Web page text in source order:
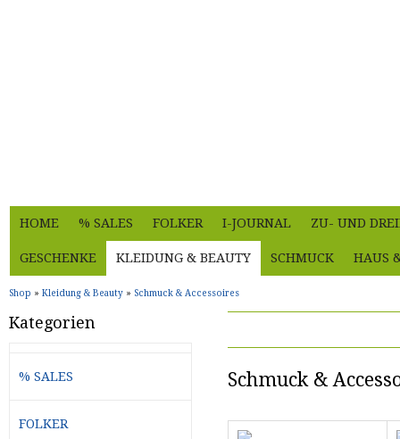
HOME % SALES FOLKER I-JOURNAL ZU- UND
GESCHENKE KLEIDUNG & BEAUTY SCHMUCK HAUS
Shop » Kleidung & Beauty » Schmuck & Accessoires
Schmuck &
Kategorien
% SALES
FOLKER